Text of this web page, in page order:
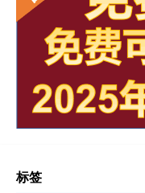
标签